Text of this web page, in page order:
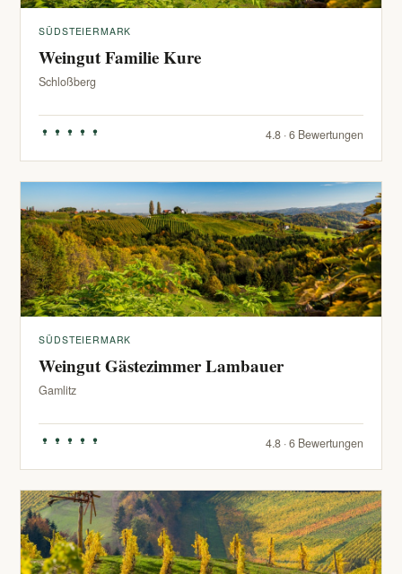
SÜDSTEIERMARK
Weingut Familie Kure
Schloßberg
4.8 · 6 Bewertungen
SÜDSTEIERMARK
Weingut Gästezimmer Lambauer
Gamlitz
4.8 · 6 Bewertungen